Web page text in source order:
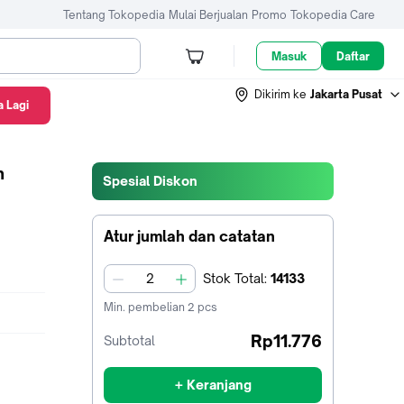
Tentang Tokopedia Mulai Berjualan Promo Tokopedia Care
Masuk Daftar
Dikirim ke Jakarta Pusat
Spesial Diskon
Atur jumlah dan catatan
jumlah Stok Total: 14133
Min. pembelian 2 pcs
Subtotal Rp11.776
+ Keranjang
Lagi